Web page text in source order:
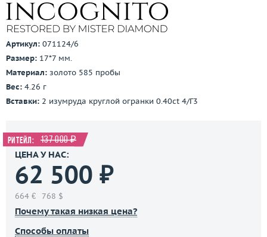
Заказать звонок
Артикул: 071124/6
Размер: 17*7 мм.
Материал: золото 585 пробы
Вес: 4.26 г
Вставки: 2 изумруда круглой огранки 0.40ct 4/Г3
Ритейл: 137 000 ₽
ЦЕНА У НАС:
62 500 ₽
664 € 768 $
Почему такая низкая цена?
Способы оплаты